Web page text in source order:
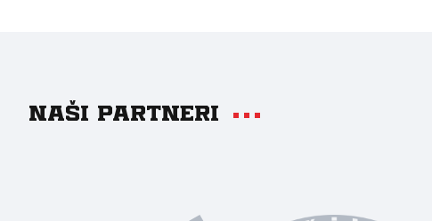
Naši partneri